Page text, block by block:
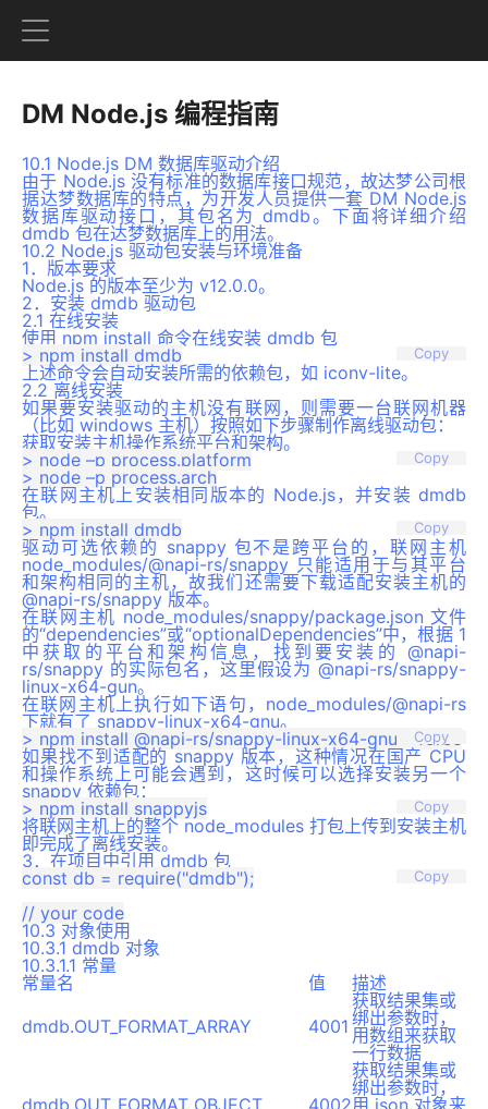
DM Node.js 编程指南
10.1 Node.js DM 数据库驱动介绍
由于 Node.js 没有标准的数据库接口规范，故达梦公司根
据达梦数据库的特点，为开发人员提供一套 DM Node.js
数据库驱动接口，其包名为 dmdb。下面将详细介绍
dmdb 包在达梦数据库上的用法。
10.2 Node.js 驱动包安装与环境准备
1．版本要求
Node.js 的版本至少为 v12.0.0。
2．安装 dmdb 驱动包
2.1 在线安装
使用 npm install 命令在线安装 dmdb 包
Copy
上述命令会自动安装所需的依赖包，如 iconv-lite。
2.2 离线安装
如果要安装驱动的主机没有联网，则需要一台联网机器
（比如 windows 主机）按照如下步骤制作离线驱动包：
获取安装主机操作系统平台和架构。
Copy
> node –p process.platform
在联网主机上安装相同版本的 Node.js，并安装 dmdb
包。
Copy
驱动可选依赖的 snappy 包不是跨平台的，联网主机
node_modules/@napi-rs/snappy 只能适用于与其平台
和架构相同的主机，故我们还需要下载适配安装主机的
@napi-rs/snappy 版本。
在联网主机 node_modules/snappy/package.json 文件
的“dependencies”或“optionalDependencies”中，根据 1
中获取的平台和架构信息，找到要安装的 @napi-
rs/snappy 的实际包名，这里假设为 @napi-rs/snappy-
linux-x64-gun。
在联网主机上执行如下语句，node_modules/@napi-rs
下就有了 snappy-linux-x64-gnu。
Copy
如果找不到适配的 snappy 版本，这种情况在国产 CPU
和操作系统上可能会遇到，这时候可以选择安装另一个
snappy 依赖包：
Copy
将联网主机上的整个 node_modules 打包上传到安装主机
即完成了离线安装。
3．在项目中引用 dmdb 包
Copy
const db = require("dmdb");
10.3 对象使用
10.3.1 dmdb 对象
10.3.1.1 常量
常量名
值
描述
dmdb.OUT_FORMAT_ARRAY
4001
获取结果集或
绑出参数时，
用数组来获取
一行数据
获取结果集或
绑出参数时，